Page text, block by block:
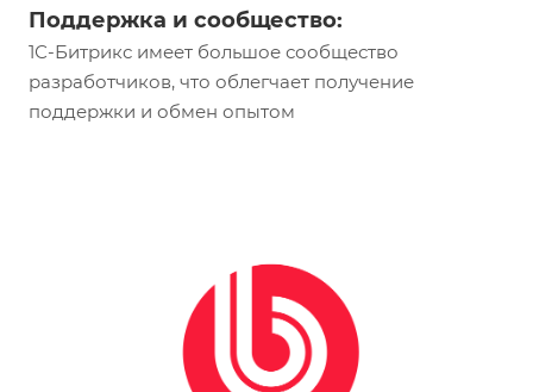
Поддержка и сообщество:
1С-Битрикс имеет большое сообщество
разработчиков, что облегчает получение
поддержки и обмен опытом